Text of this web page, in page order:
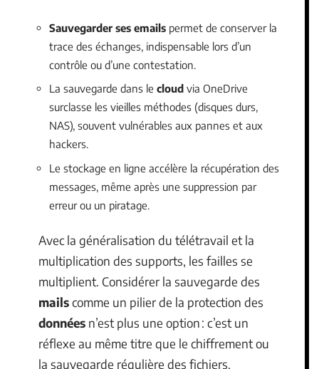
Sauvegarder ses emails permet de conserver la
trace des échanges, indispensable lors d’un
contrôle ou d’une contestation.
La sauvegarde dans le cloud via OneDrive
surclasse les vieilles méthodes (disques durs,
NAS), souvent vulnérables aux pannes et aux
hackers.
Le stockage en ligne accélère la récupération des
messages, même après une suppression par
erreur ou un piratage.
Avec la généralisation du télétravail et la
multiplication des supports, les failles se
multiplient. Considérer la sauvegarde des
mailscomme un pilier de la protection des
données n’est plus une option : c’est un
réflexe au même titre que le chiffrement ou
la sauvegarde régulière des fichiers.